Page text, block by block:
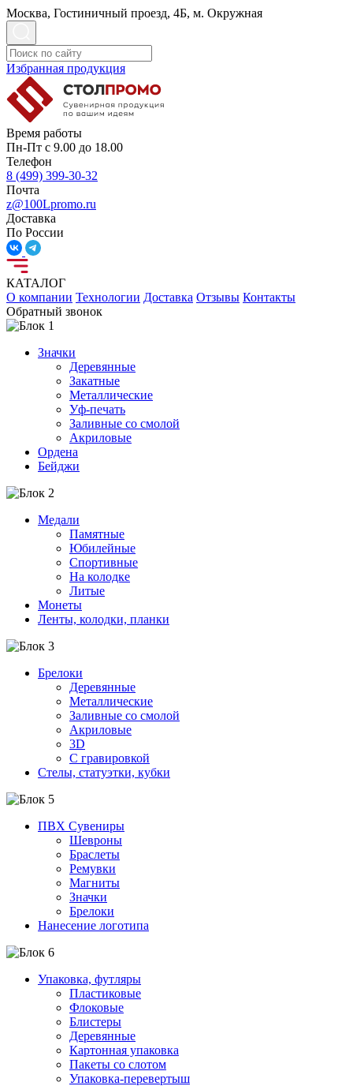
Москва, Гостиничный проезд, 4Б, м. Окружная
Избранная продукция
Время работы
Пн-Пт с 9.00 до 18.00
Телефон
8 (499) 399-30-32
Почта
z@100Lpromo.ru
Доставка
По России
КАТАЛОГ
О компании Технологии Доставка Отзывы Контакты
Обратный звонок
Значки
Деревянные
Закатные
Металлические
Уф-печать
Заливные со смолой
Акриловые
Ордена
Бейджи
Медали
Памятные
Юбилейные
Спортивные
На колодке
Литые
Монеты
Ленты, колодки, планки
Брелоки
Деревянные
Металлические
Заливные со смолой
Акриловые
3D
C гравировкой
Стелы, статуэтки, кубки
ПВХ Сувениры
Шевроны
Браслеты
Ремувки
Магниты
Значки
Брелоки
Нанесение логотипа
Упаковка, футляры
Пластиковые
Флоковые
Блистеры
Деревянные
Картонная упаковка
Пакеты со слотом
Упаковка-перевертыш